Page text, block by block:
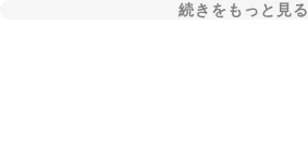
続きをもっと見る